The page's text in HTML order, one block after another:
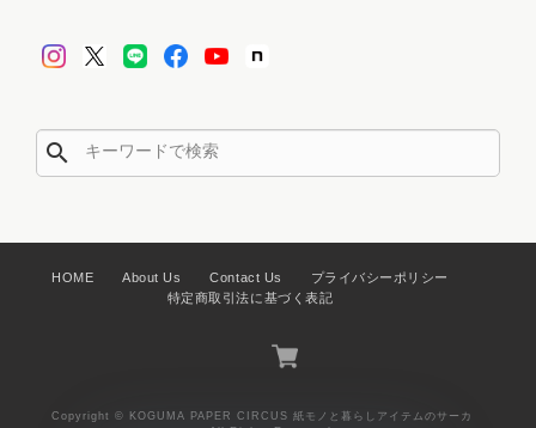
店のオープン当初から、たくさんの応
制作の大きな励みになっています🧸🎪
2026/08/04
私 リスを長いこと飼っていたので、とても嬉しいです。猫とリ
momoさんのデザインするものを私のツボを突きまくる。
search
HOME About Us Contact Us
プライバシーポリシー
特定商取引法に基づく表記
Copyright © KOGUMA PAPER CIRCUS 紙モノと暮らしアイテムのサーカ